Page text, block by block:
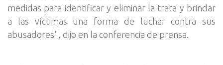
medidas para identificar y eliminar la trata y brindar
a las víctimas una forma de luchar contra sus
abusadores", dijo en la conferencia de prensa.